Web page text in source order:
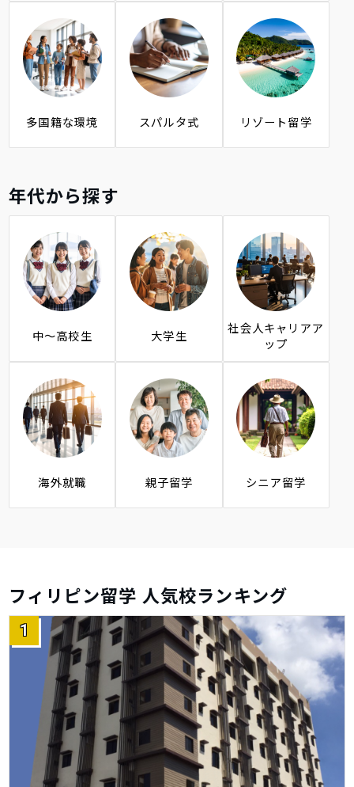
多国籍な環境 スパルタ式 リゾート留学
年代から探す
中～高校生 大学生
社会人キャリアア
ップ
海外就職 親子留学 シニア留学
フィリピン留学 人気校ランキング